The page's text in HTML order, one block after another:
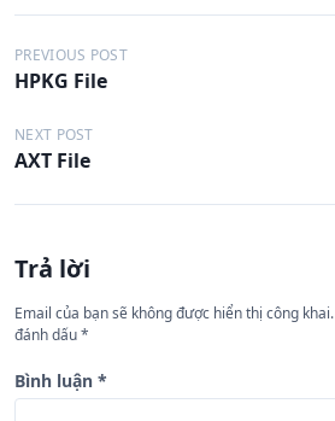
Đ
i
ề
u
h
ớ
n
g
b
PREVIOUS POST
HPKG File
NEXT POST
AXT File
Trả lời
Email của bạn sẽ không được hiển thị công khai.
đánh dấu*
Bình luận *